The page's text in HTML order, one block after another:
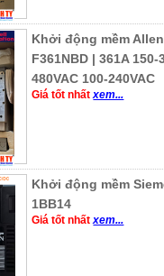
Khởi động mềm
F361NBD | 361A 150-
480VAC 100-240VAC
Giá tốt nhấtxem...
Khởi động mềm
1BB14
Giá tốt nhấtxem...